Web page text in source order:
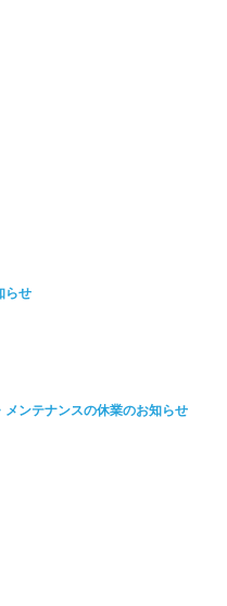
らせ
メンテナンスの休業のお知らせ